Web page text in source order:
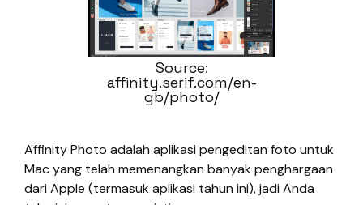
Source:
affinity.serif.com/en-
gb/photo/
Affinity Photo adalah aplikasi pengeditan foto untuk
Mac yang telah memenangkan banyak penghargaan
dari Apple (termasuk aplikasi tahun ini), jadi Anda